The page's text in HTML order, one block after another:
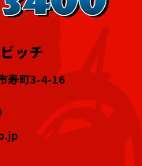
ッチ
寿町3-4-16